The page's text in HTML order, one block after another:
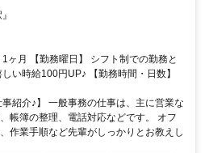
ヶ月 【勤務曜日】 シフト制での勤務と
い時給100円UP♪ 【勤務時間・日数】
紹介♪】 一般事務の仕事は、主に営業な
帳簿の整理、電話対応などです。 オフ
作業手順など先輩がしっかりとお教えし